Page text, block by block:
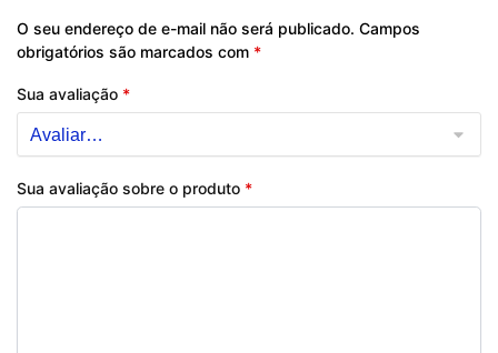
O seu endereço de e-mail não será publicado. Campos
obrigatórios são marcados com *
Sua avaliação *
Sua avaliação sobre o produto *